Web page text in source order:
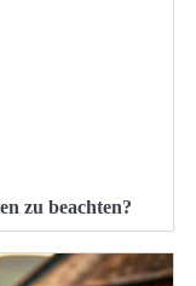
zu beachten?